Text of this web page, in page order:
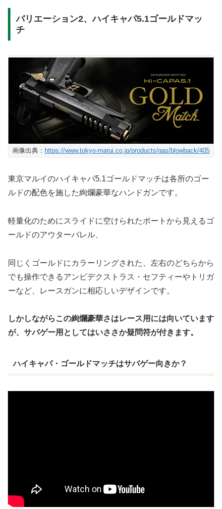
バリエーション2、ハイキャパ5.1ゴールドマッ
チ
画像出典： https://www.tokyo-marui.co.jp/products/gas/blowback/405
東京マルイのハイキャパ5.1ゴールドマッチは各所のゴー
ルドの配色を施した絢爛豪華なハンドガンです。
軽量化のためにスライドに空けられたポートから見えるゴ
ールドのアウターバレル、
同じくゴールドにカラーリングされた、左右のどちらから
でも操作できるアンビデクストラス・セフティーやトリガ
ーなど、レースガンに相応しいデザインです。
しかしながらこの絢爛豪華さはレース用には向いています
が、サバゲー用としてはいささか疑問符が付きます。
ハイキャパ・ゴールドマッチはサバゲー向きか？